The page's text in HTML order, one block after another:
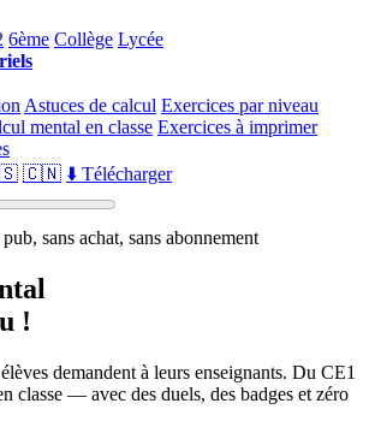
6ème Collège Lycée
Astuces de calcul Exercices par niveau
mental en classe Exercices à imprimer
🇨🇳 ⬇️ Télécharger
sans achat, sans abonnement
!
demandent à leurs enseignants. Du CE1
classe — avec des duels, des badges et zéro